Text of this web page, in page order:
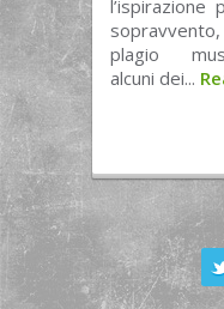
plagio
alcuni dei...